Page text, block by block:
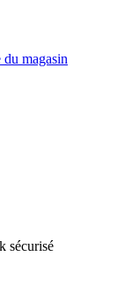
du magasin
sécurisé